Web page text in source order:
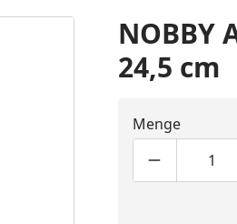
NOBBY
24,5 cm
Menge